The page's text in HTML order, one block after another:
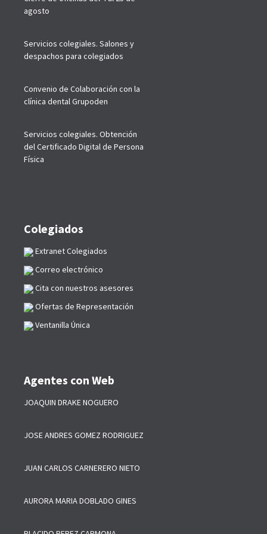
agosto
Servicios colegiales. Salones y
despachos para colegiados
Convenio de Colaboración con la
clínica dental Grupoden
Servicios colegiales. Obtención
del Certificado Digital de Persona
Física
Colegiados
Extranet Colegiados
Correo electrónico
Cita con nuestros asesores
Ofertas de Representación
Ventanilla Única
Agentes con Web
JOAQUIN DRAKE NOGUERO
JOSE ANDRES GOMEZ RODRIGUEZ
JUAN CARLOS CARNERERO NIETO
AURORA MARIA DOBLADO GINES